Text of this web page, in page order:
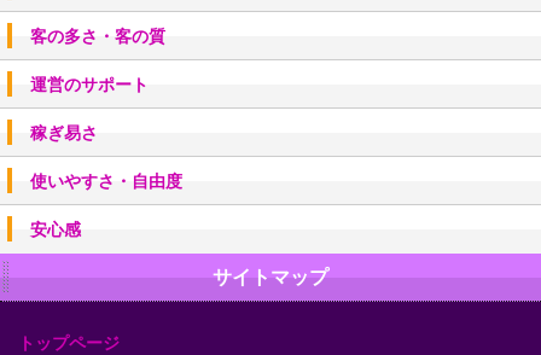
客の多さ・客の質
運営のサポート
稼ぎ易さ
使いやすさ・自由度
安心感
サイトマップ
トップページ